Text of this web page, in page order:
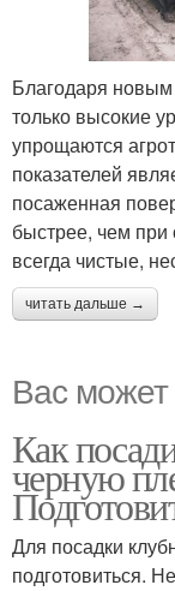
Благодаря
только высокие
упрощаются
показателей
посаженная
быстрее, чем при
всегда чистые,
читать дальше →
Вас может
Как
черную
Для посадки
подготовиться.